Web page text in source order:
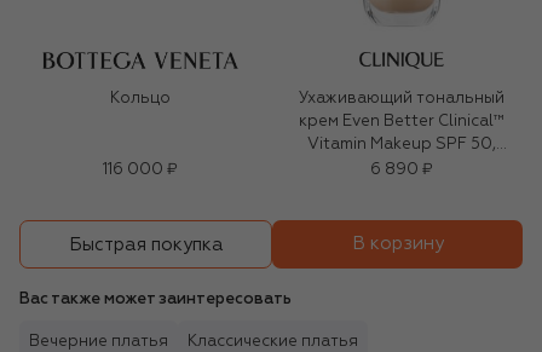
Кольцо
116 000 ₽
Ухаживающий тональный
крем Even Better Clinical™
Vitamin Makeup SPF 50,
оттенок Light Cool 2 (30ml)
6 890 ₽
Быстрая покупка В корзину
Вас также может заинтересовать
Вечерние платья Классические платья